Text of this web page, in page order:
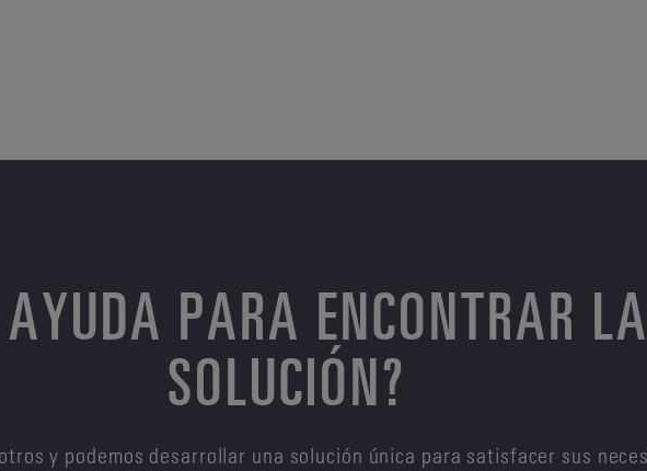
PARA ENCONTRAR
SOLUCIÓN?
y podemos desarrollar una solución única para satisfacer sus